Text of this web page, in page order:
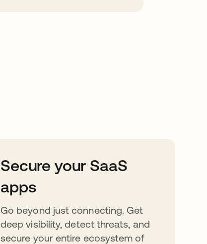
Secure your SaaS
apps
Go beyond just connecting. Get
deep visibility, detect threats, and
secure your entire ecosystem of